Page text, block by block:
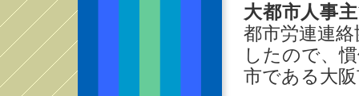
大都市人事
都市労連連
したので、
市である大